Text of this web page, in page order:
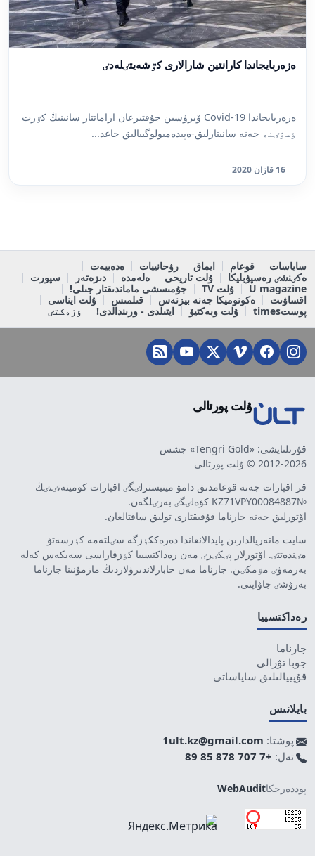
ەزەربايجاندا كارانتين شارالارى كٷشەيتٸلەدٸ
ەزەربايجاندا Covid-19 ۆيرۋسىن جۇقتىرعان ازاماتتار سانىنىڭ كٷرت
ٶسۋٸنە جەنە سانيتارلىق-ەپيدەميولوگييالىق جاعد...
16 قازان 2020
ساياسات قوعام ايماق رۋحانييات
ەدەبيەت
ەكٸنشٸ رەسپۋبليكا
ۇلت تاريحى ەلەمدە دىزەتەر
سپورت
U magazine
ۇلت TV
جۇمىسشى ماماندىقتار جىلى!
اقساۋىت
ەكونوميكا جەنە بيزنەس قىلمىس
ۇلت ايناسى
پوستtimes
ۇلت وبەكتيۆ ايتىلدى - ورىندالدى! ٶزەكتٸ
ۇلت پورتالى
قۇرىلتايشى: «Tengri Gold» جشس
2012-2026 © ۇلت پورتالى
قر اقپارات جەنە قوعامدىق دامۋ مينيسترلٸگٸ اقپارات كوميتەتٸنٸڭ
№KZ71VPY00084887 كۋەلٸگٸ بەرٸلگەن.
اۆتورلىق جەنە جارناما قۇقىقتارى تولىق ساقتالعان.
سايت ماتەريالدارىن پايدالانعاندا دەرەككٶزگە سٸلتەمە كٶرسەتۋ
مٸندەتتٸ. اۆتورلار پٸكٸرٸ مەن رەداكتسييا كٶزقاراسى سەيكەس كەلە
بەرمەۋٸ مٷمكٸن. جارناما مەن حابارلاندىرۋلاردىڭ مازمۇنىنا جارناما
بەرۋشٸ جاۋاپتى.
رەداكتسييا
جارناما
جوبا تۋرالى
قۇپييالىلىق ساياساتى
بايلانىس
پوشتا: 1ult.kz@gmail.com
تەل: +7 707 878 85 89
پوددەرجكاWebAudit